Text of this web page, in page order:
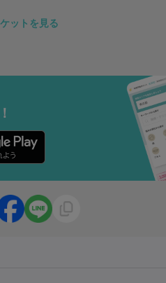
ットを見る